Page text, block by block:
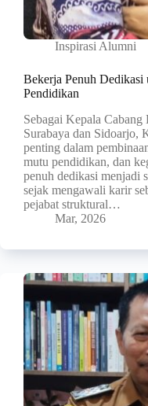
Inspirasi Alumni
Bekerja Penuh
Pendidikan
Sebagai Kepala
Surabaya dan Sidoarjo,
penting dalam
mutu pendidikan, dan
penuh dedikasi menjadi
sejak mengawali karir
pejabat struktural…
Mar, 2026